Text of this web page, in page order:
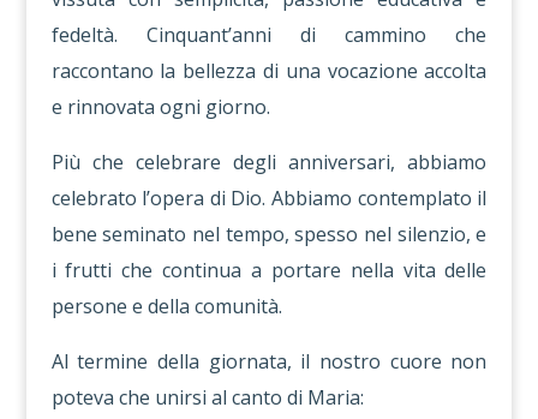
fedeltà. Cinquant’anni di cammino che
raccontano la bellezza di una vocazione accolta
e rinnovata ogni giorno.
Più che celebrare degli anniversari, abbiamo
celebrato l’opera di Dio. Abbiamo contemplato il
bene seminato nel tempo, spesso nel silenzio, e
i frutti che continua a portare nella vita delle
persone e della comunità.
Al termine della giornata, il nostro cuore non
poteva che unirsi al canto di Maria: